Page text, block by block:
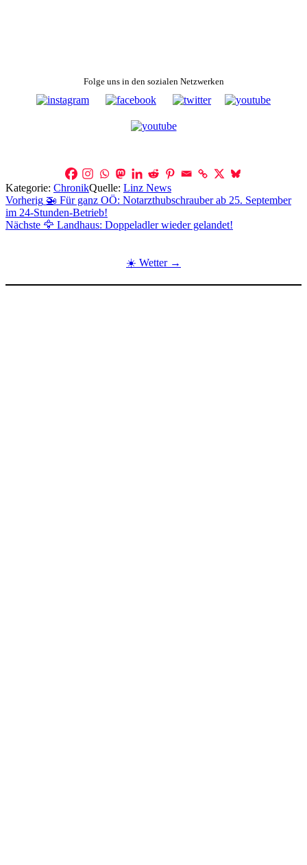
Folge uns in den sozialen Netzwerken
Kategorie: ChronikQuelle: Linz News
Beitragsnavigation
Vorherig 🚁 Für ganz OÖ: Notarzthubschrauber ab 25. September
im 24-Stunden-Betrieb!
Nächste 🦅 Landhaus: Doppeladler wieder gelandet!
☀️ Wetter →